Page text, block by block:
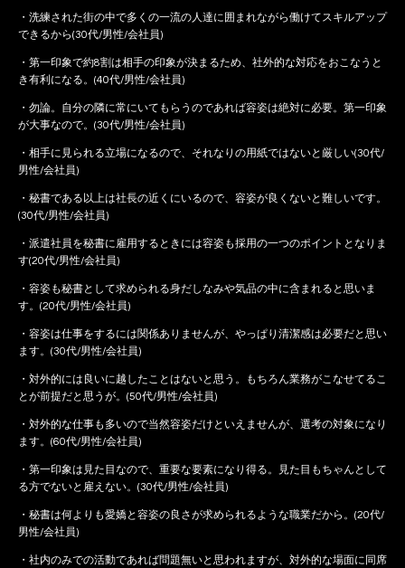
・洗練された街の中で多くの一流の人達に囲まれながら働けてスキルアップ
できるから(30代/男性/会社員)
・第一印象で約8割は相手の印象が決まるため、社外的な対応をおこなうと
き有利になる。(40代/男性/会社員)
・勿論。自分の隣に常にいてもらうのであれば容姿は絶対に必要。第一印象
が大事なので。(30代/男性/会社員)
・相手に見られる立場になるので、それなりの用紙ではないと厳しい(30代/
男性/会社員)
・秘書である以上は社長の近くにいるので、容姿が良くないと難しいです。
(30代/男性/会社員)
・派遣社員を秘書に雇用するときには容姿も採用の一つのポイントとなりま
す(20代/男性/会社員)
・容姿も秘書として求められる身だしなみや気品の中に含まれると思いま
す。(20代/男性/会社員)
・容姿は仕事をするには関係ありませんが、やっぱり清潔感は必要だと思い
ます。(30代/男性/会社員)
・対外的には良いに越したことはないと思う。もちろん業務がこなせてるこ
とが前提だと思うが。(50代/男性/会社員)
・対外的な仕事も多いので当然容姿だけといえませんが、選考の対象になり
ます。(60代/男性/会社員)
・第一印象は見た目なので、重要な要素になり得る。見た目もちゃんとして
る方でないと雇えない。(30代/男性/会社員)
・秘書は何よりも愛嬌と容姿の良さが求められるような職業だから。(20代/
男性/会社員)
・社内のみでの活動であれば問題無いと思われますが、対外的な場面に同席